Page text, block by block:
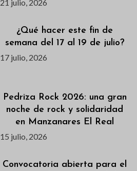
21 julio, 2026
¿Qué hacer este fin de
semana del 17 al 19 de julio?
17 julio, 2026
Pedriza Rock 2026: una gran
noche de rock y solidaridad
en Manzanares El Real
15 julio, 2026
Convocatoria abierta para el